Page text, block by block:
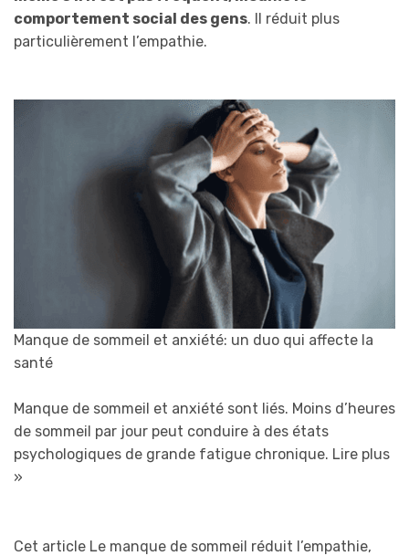
comportement social des gens. Il réduit plus
particulièrement l’empathie.
Manque de sommeil et anxiété: un duo qui affecte la
santé
Manque de sommeil et anxiété sont liés. Moins d’heures
de sommeil par jour peut conduire à des états
psychologiques de grande fatigue chronique. Lire plus
»
Cet article Le manque de sommeil réduit l’empathie,